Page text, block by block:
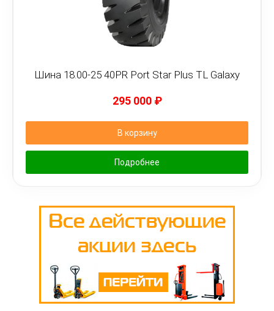
Шина 18.00-25 40PR Port Star Plus TL Galaxy
295 000 ₽
В корзину
Подробнее